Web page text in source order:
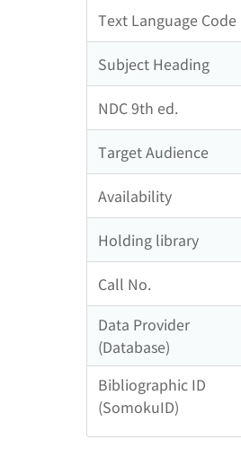
Text Language Code
Subject Heading
NDC 9th ed.
Target Audience
Availability
Holding library
Call No.
Data Provider
(Database)
Bibliographic ID
(SomokuID)